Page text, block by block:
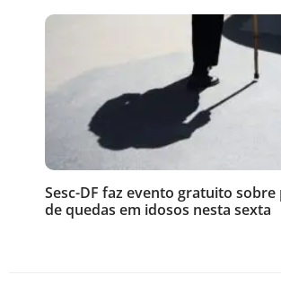
Sesc-DF faz evento gratuito sobre
de quedas em idosos nesta sexta